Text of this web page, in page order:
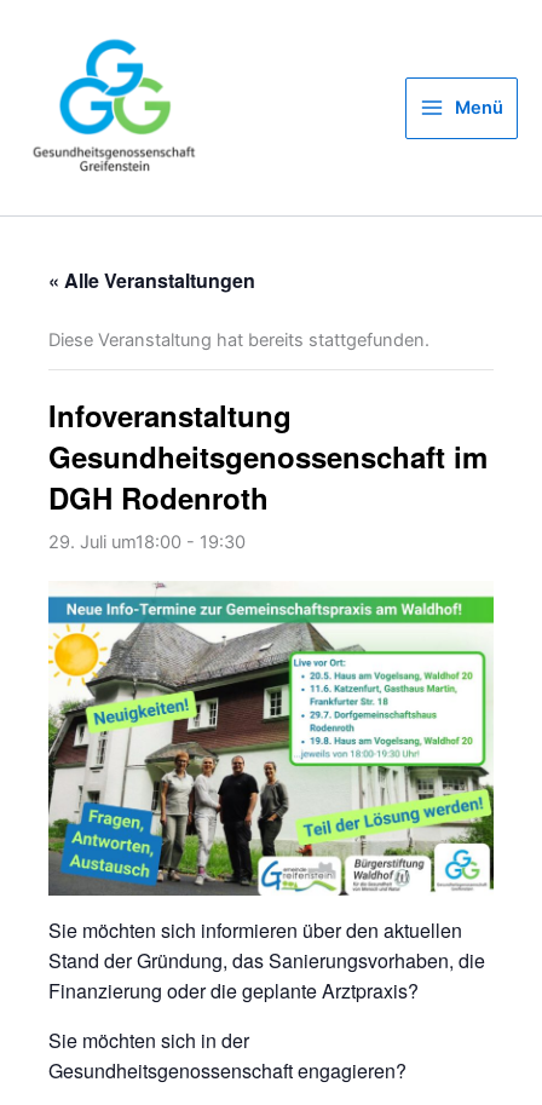
Menü
« Alle Veranstaltungen
Diese Veranstaltung hat bereits stattgefunden.
Infoveranstaltung
Gesundheitsgenossenschaft im
DGH Rodenroth
29. Juli um18:00 - 19:30
Sie möchten sich informieren über den aktuellen
Stand der Gründung, das Sanierungsvorhaben, die
Finanzierung oder die geplante Arztpraxis?
Sie möchten sich in der
Gesundheitsgenossenschaft engagieren?